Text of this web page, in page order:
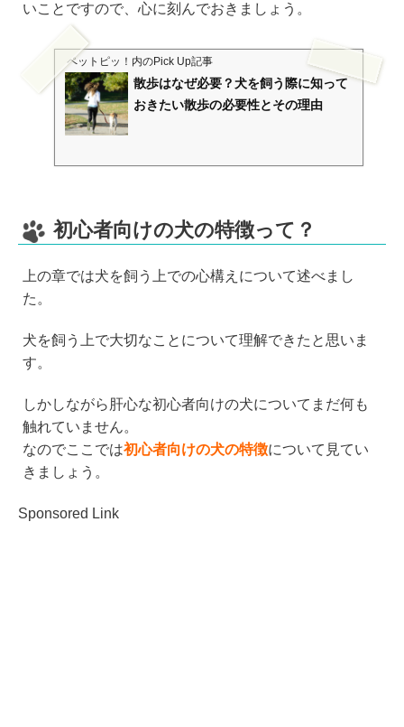
いことですので、心に刻んでおきましょう。
ペットピッ！ 内のPick Up記事
散歩はなぜ必要？犬を飼う際に知って
おきたい散歩の必要性とその理由
初心者向けの犬の特徴って？
上の章では犬を飼う上での心構えについて述べまし
た。
犬を飼う上で大切なことについて理解できたと思いま
す。
しかしながら肝心な初心者向けの犬についてまだ何も
触れていません。
なのでここでは初心者向けの犬の特徴について見てい
きましょう。
Sponsored Link